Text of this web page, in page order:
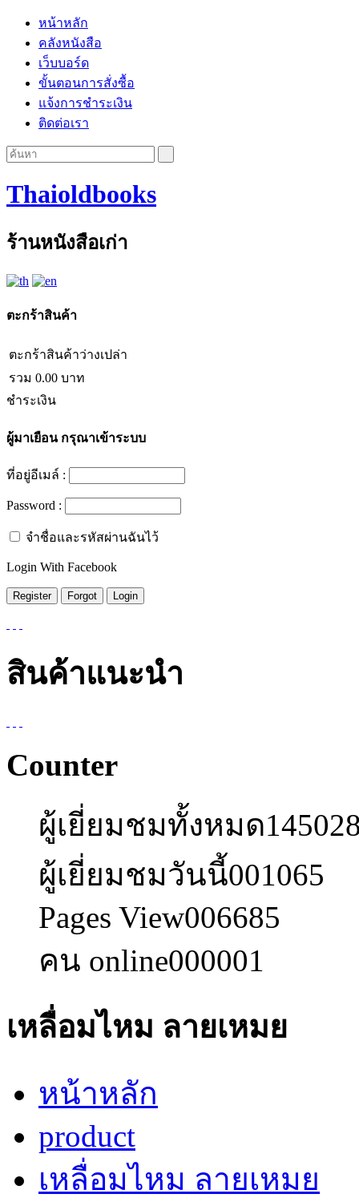
หน้าหลัก
คลังหนังสือ
เว็บบอร์ด
ขั้นตอนการสั่งซื้อ
แจ้งการชำระเงิน
ติดต่อเรา
Thaioldbooks
ร้านหนังสือเก่า
ตะกร้าสินค้า
ตะกร้าสินค้าว่างเปล่า
รวม 0.00 บาท
ชำระเงิน
ผู้มาเยือนกรุณาเข้าระบบ
ที่อยู่อีเมล์ :
Password :
จำชื่อและรหัสผ่านฉันไว้
Login With Facebook
สินค้าแนะนำ
Counter
ผู้เยี่ยมชมทั้งหมด
ผู้เยี่ยมชมวันนี้001065
Pages View006685
คน online000001
เหลื่อมไหม ลายเหมย
หน้าหลัก
product
เหลื่อมไหม ลายเหมย